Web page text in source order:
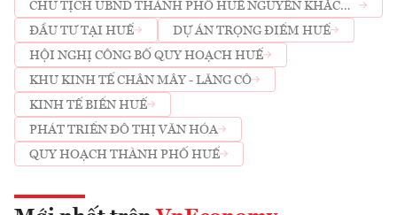
CHỦ TỊCH UBND THÀNH PHỐ HUẾ NGUYỄN KHẮC
TOÀN
ĐẦU TƯ TẠI HUẾ
DỰ ÁN TRỌNG ĐIỂM HUẾ
HỘI NGHỊ CÔNG BỐ QUY HOẠCH HUẾ
KHU KINH TẾ CHÂN MÂY - LĂNG CÔ
KINH TẾ BIỂN HUẾ
PHÁT TRIỂN ĐÔ THỊ VĂN HÓA
QUY HOẠCH THÀNH PHỐ HUẾ